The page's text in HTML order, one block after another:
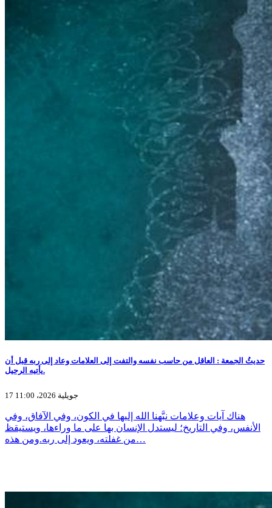
حديثُ الجمعة : العاقل من حاسب نفسه والتفت إلى العلامات وعاد إلى ربه قبل أن
يأتيه الرحيل.
17 جويلية 2026، 11:00
هناك آيات وعلامات نبَّهنا الله إليها في الكون، وفي الآفاق، وفي
الأنفس، وفي التاريخ؛ ليستدل الإنسان بها على ما وراءها، ويستيقظ
من غفلته، ويعود إلى ربه.ومن هذه…